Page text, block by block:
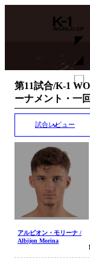
K-
WGP
第11試合/K-1
ーナメント・一
試合レビュー
アルビオン・モリーナ /
Albijon Morina